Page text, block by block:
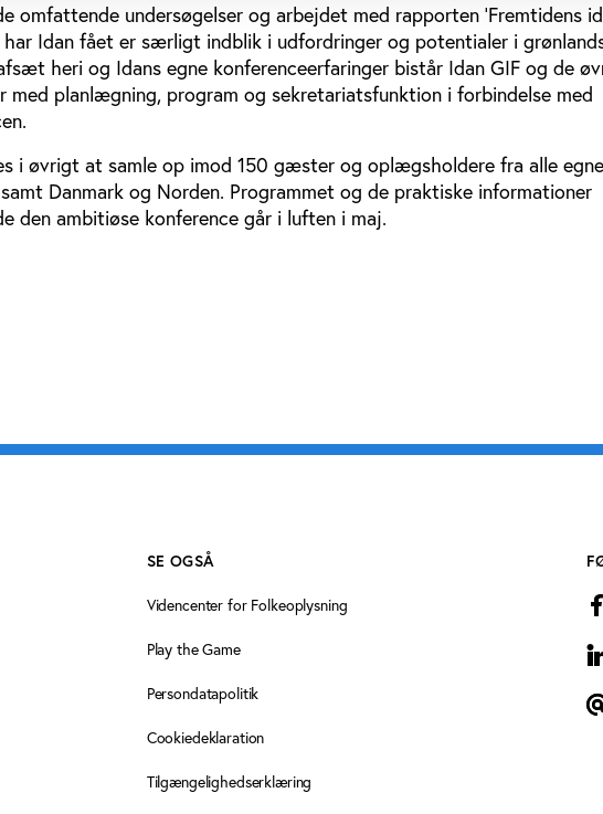
omfattende undersøgelser og arbejdet med rapporten ’Fremtidens
har Idan fået er særligt indblik i udfordringer og potentialer i
heri og Idans egne konferenceerfaringer bistår Idan GIF og de
med planlægning, program og sekretariatsfunktion i forbindelse med
i øvrigt at samle op imod 150 gæster og oplægsholdere fra alle
Danmark og Norden. Programmet og de praktiske informationer
den ambitiøse konference går i luften i maj.
SE OGSÅ
Videncenter for Folkeoplysning
Play the Game
Persondatapolitik
Cookiedeklaration
Tilgængelighedserklæring